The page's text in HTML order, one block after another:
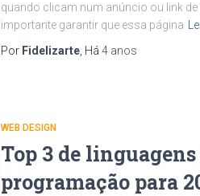
quando clicam num anúncio ou link
importante garantir que essa página
Por Fidelizarte , Há 4 anos
WEB DESIGN
Top 3 de linguagens
programação para